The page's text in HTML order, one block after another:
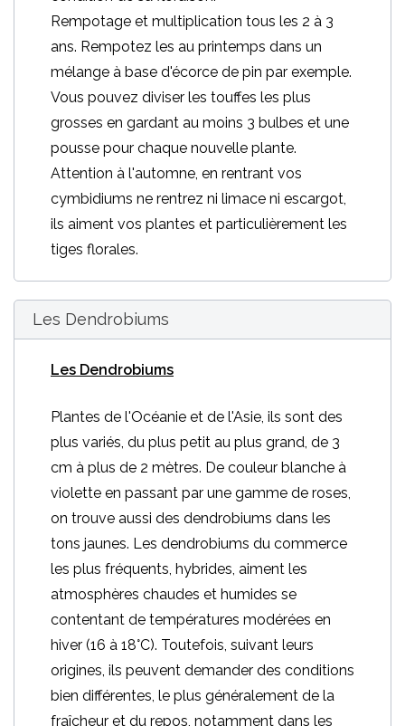
Rempotage et multiplication tous les 2 à 3
ans. Rempotez les au printemps dans un
mélange à base d'écorce de pin par exemple.
Vous pouvez diviser les touffes les plus
grosses en gardant au moins 3 bulbes et une
pousse pour chaque nouvelle plante.
Attention à l'automne, en rentrant vos
cymbidiums ne rentrez ni limace ni escargot,
ils aiment vos plantes et particulièrement les
tiges florales.
Les Dendrobiums
Les Dendrobiums
Plantes de l'Océanie et de l'Asie, ils sont des
plus variés, du plus petit au plus grand, de 3
cm à plus de 2 mètres. De couleur blanche à
violette en passant par une gamme de roses,
on trouve aussi des dendrobiums dans les
tons jaunes. Les dendrobiums du commerce
les plus fréquents, hybrides, aiment les
atmosphères chaudes et humides se
contentant de températures modérées en
hiver (16 à 18°C). Toutefois, suivant leurs
origines, ils peuvent demander des conditions
bien différentes, le plus généralement de la
fraîcheur et du repos, notamment dans les